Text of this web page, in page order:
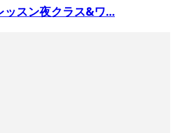
ッスン夜クラス&ワ...